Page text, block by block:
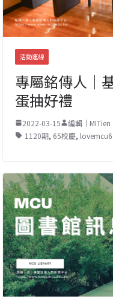
活動連線
專屬銘傳人｜
蛋抽好禮
2022-03-15
編輯｜MITien
1120期, 65校慶,